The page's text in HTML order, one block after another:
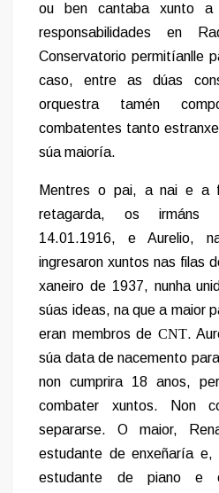
ou ben cantaba xunto
responsabilidades en
Conservatorio permitíanlle
caso, entre as dúas
orquestra tamén
combatentes tanto
súa maioría.
Mentres o pai, a nai e a
retagarda, os irmáns
14.01.1916, e Aurelio,
ingresaron xuntos nas filas
xaneiro de 1937, nunha
súas ideas, na que a maior
eran membros de CNT.
súa data de nacemento
non cumprira 18 anos,
combater xuntos. Non
separarse. O maior,
estudante de enxeñaría e,
estudante de piano e